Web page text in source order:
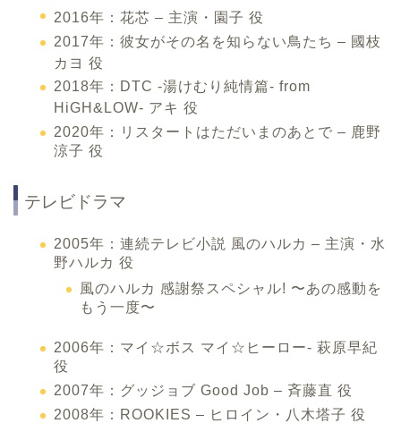
2016年：花芯 – 主演・園子 役
2017年：彼女がその名を知らない鳥たち – 國枝
カヨ 役
2018年：DTC -湯けむり純情篇- from
HiGH&LOW- アキ 役
2020年：リスタートはただいまのあとで – 鹿野
涼子 役
テレビドラマ
2005年：連続テレビ小説 風のハルカ – 主演・水
野ハルカ 役
風のハルカ 感謝祭スペシャル! 〜あの感動を
もう一度〜
2006年：マイ☆ボス マイ☆ヒーロー- 萩原早紀
役
2007年：グッジョブ Good Job – 斉藤直 役
2008年：ROOKIES – ヒロイン・八木塔子 役